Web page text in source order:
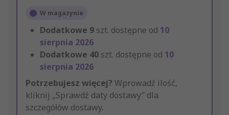
W magazynie
Dodatkowe 9 szt. dostępne od 10
sierpnia 2026
Dodatkowe 40 szt. dostępne od 10
sierpnia 2026
Potrzebujesz więcej? Wprowadź ilość,
kliknij „Sprawdź daty dostawy” dla
szczegółów dostawy.